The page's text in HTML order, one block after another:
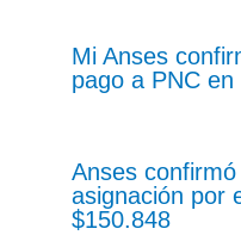
Mi Anses
pago a PNC
Anses
asignación por
$150.848